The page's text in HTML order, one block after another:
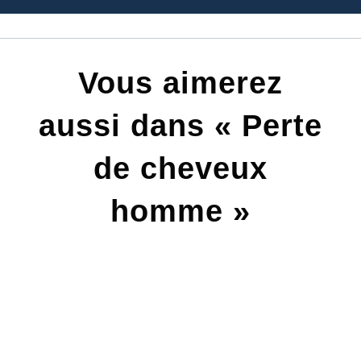
Vous aimerez
aussi dans « Perte
de cheveux
homme »